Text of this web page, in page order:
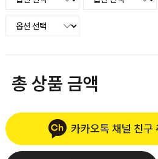
총 상품 금액
카카오톡 채널 친구